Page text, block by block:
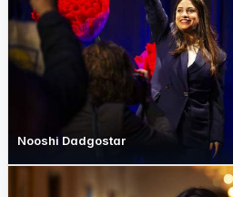
Nooshi Dadgostar